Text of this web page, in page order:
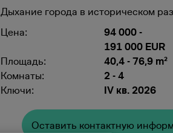
Дыхание города в историческом
Цена:
94 000 -
191 000 EUR
Площадь:
40,4 - 76,9 m²
Комнаты:
2 - 4
Ключи:
IV кв. 2026
Oставить контактную